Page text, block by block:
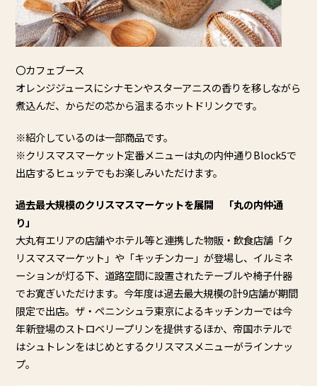
〇カフェブース
オレンジジュースにシナモンやスターアニスの香りを移しながら
煮込んだ、からだの芯から温まるホットドリンクです。
※紹介しているのは一部商品です。
※クリスマスマーケット定番メニューは丸の内仲通りBlock5で
出店するヒュッテでもお楽しみいただけます。
過去最大規模のクリスマスマーケットを展開 「丸の内仲通
り」
大丸有エリアの店舗やホテル等と連携した物販・飲食店舗「ク
リスマスマーケット」や「キッチンカー」が登場し、 イルミネ
ーションが灯る下、 道路空間に設置されたテーブルや椅子什器
でお寛ぎいただけます。今年度は過去最大規模の計9店舗が期間
限定で出店。ザ・ペニンシュラ東京によるキッチンカーでは今
年新登場のストロベリープリンを提供するほか、 帝国ホテルで
はシュトレンをはじめとするクリスマスメニューがラインナッ
プ。